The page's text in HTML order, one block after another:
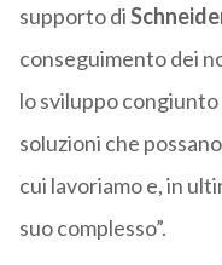
supporto di
conseguimento dei
lo sviluppo
soluzioni che
cui lavoriamo e, in
suo complesso”.